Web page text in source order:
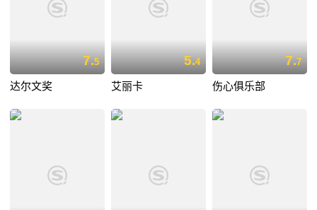
7.5
达尔文奖
5.4
艾丽卡
7.7
伤心俱乐部